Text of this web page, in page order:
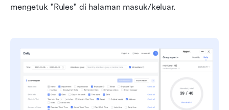
mengetuk "Rules" di halaman masuk/keluar.